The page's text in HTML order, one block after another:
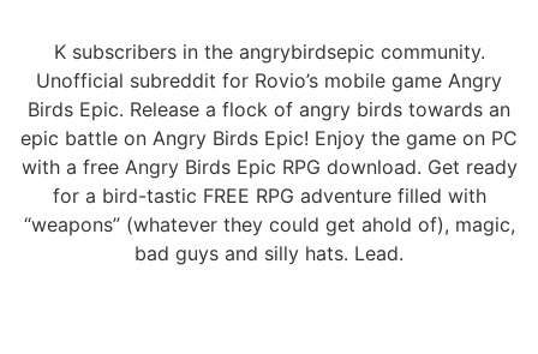
K subscribers in the angrybirdsepic community.
Unofficial subreddit for Rovio’s mobile game Angry
Birds Epic. Release a flock of angry birds towards an
epic battle on Angry Birds Epic! Enjoy the game on PC
with a free Angry Birds Epic RPG download. Get ready
for a bird-tastic FREE RPG adventure filled with
“weapons” (whatever they could get ahold of), magic,
bad guys and silly hats. Lead.